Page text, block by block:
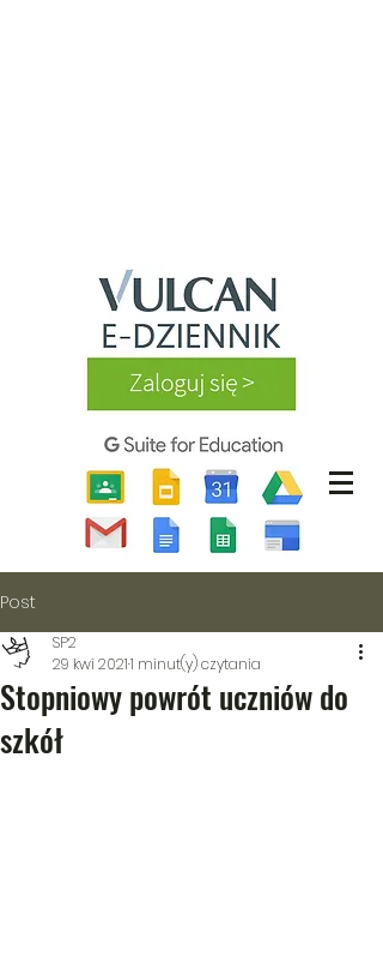
Post
Stopniowy powrót uczniów do
szkół
SP2
29 kwi 20211 minut(y) czytania